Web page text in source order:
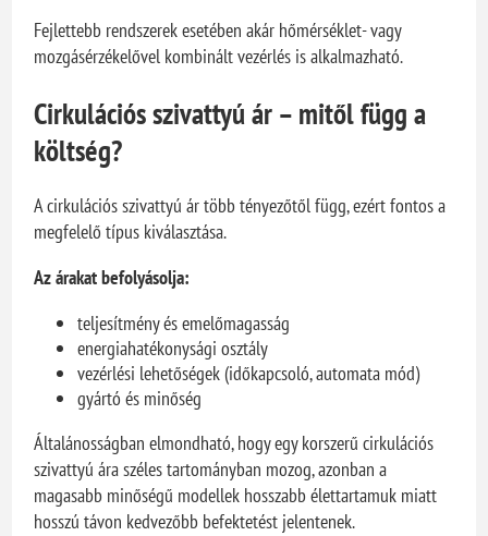
Fejlettebb rendszerek esetében akár hőmérséklet- vagy
mozgásérzékelővel kombinált vezérlés is alkalmazható.
Cirkulációs szivattyú ár – mitől függ a
költség?
A cirkulációs szivattyú ár több tényezőtől függ, ezért fontos a
megfelelő típus kiválasztása.
Az árakat befolyásolja:
teljesítmény és emelőmagasság
energiahatékonysági osztály
vezérlési lehetőségek (időkapcsoló, automata mód)
gyártó és minőség
Általánosságban elmondható, hogy egy korszerű cirkulációs
szivattyú ára széles tartományban mozog, azonban a
magasabb minőségű modellek hosszabb élettartamuk miatt
hosszú távon kedvezőbb befektetést jelentenek.